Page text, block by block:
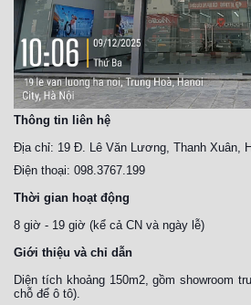
Thông tin liên hệ
Địa chỉ: 19 Đ. Lê Văn Lương, Thanh Xuân,
Điện thoại: 098.3767.199
Thời gian hoạt động
8 giờ - 19 giờ (kể cả CN và ngày lễ)
Giới thiệu và chỉ dẫn
Diện tích khoảng 150m2, gồm showroom
chỗ để ô tô).